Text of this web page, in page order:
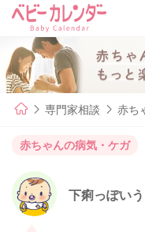
専門家相談 赤ち
赤ちゃんの病気・ケガ
下痢っぽい